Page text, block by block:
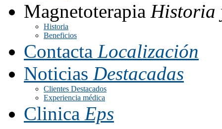
Magnetoterapia Historia
Historia
Beneficios
Contacta Localización
Noticias Destacadas
Clientes Destacados
Experiencia médica
Clinica Eps